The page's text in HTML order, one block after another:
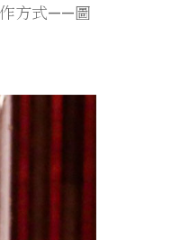
作方式——圖